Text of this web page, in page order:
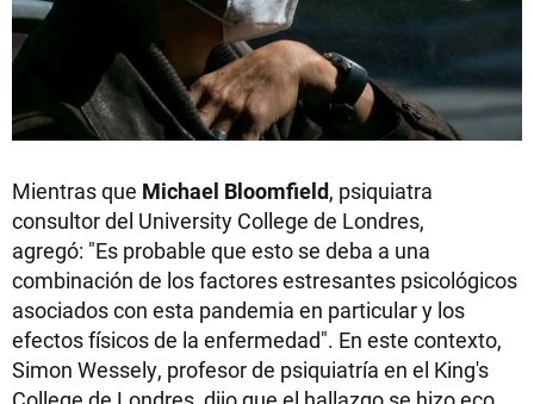
Mientras que Michael Bloomfield, psiquiatra
consultor del University College de Londres,
agregó: "Es probable que esto se deba a una
combinación de los factores estresantes psicológicos
asociados con esta pandemia en particular y los
efectos físicos de la enfermedad". En este contexto,
Simon Wessely, profesor de psiquiatría en el King's